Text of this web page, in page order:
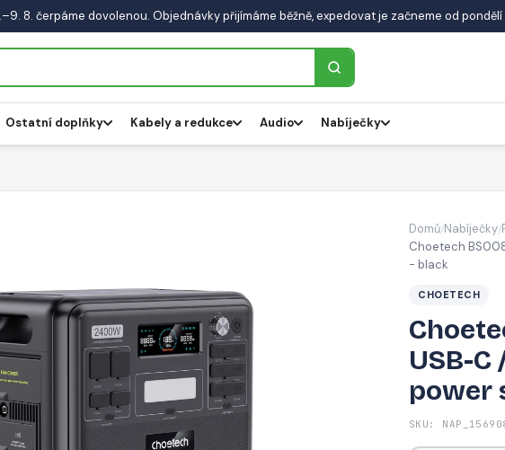
8. čerpáme dovolenou. Objednávky přijímáme běžně, expedovat je začneme od pondělí
Ostatní doplňky Kabely a redukce Audio Nabíječky
Choetech
BS008
Domů/Nabíječky/
Choetech
- black
CHOETECH
USB-C
power
SKU: